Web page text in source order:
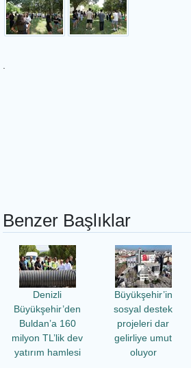
.
Benzer Başlıklar
Denizli
Büyükşehir’den
Buldan’a 160
milyon TL’lik dev
yatırım hamlesi
Büyükşehir’in
sosyal destek
projeleri dar
gelirliye umut
oluyor